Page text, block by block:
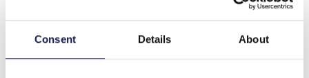
Consent Details About
Beschrijving
C-C19.5 E221-498 No. 9 S. Steel Glassbead Earrings